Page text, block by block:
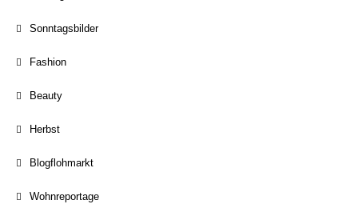
Sonntagsbilder
Fashion
Beauty
Herbst
Blogflohmarkt
Wohnreportage